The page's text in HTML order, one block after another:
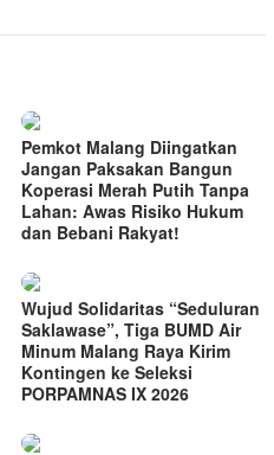
Pemkot Malang Diingatkan
Jangan Paksakan Bangun
Koperasi Merah Putih Tanpa
Lahan: Awas Risiko Hukum
dan Bebani Rakyat!
Wujud Solidaritas “Seduluran
Saklawase”, Tiga BUMD Air
Minum Malang Raya Kirim
Kontingen ke Seleksi
PORPAMNAS IX 2026